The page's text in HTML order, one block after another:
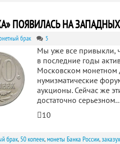
ПОЯВИЛАСЬ НА
брак 5
Мы уже все привыкли,
в последние годы
Московском монетном
нумизматические
аукционы. Сейчас же
достаточно
10
брак, 50 копеек,монеты Банка России,